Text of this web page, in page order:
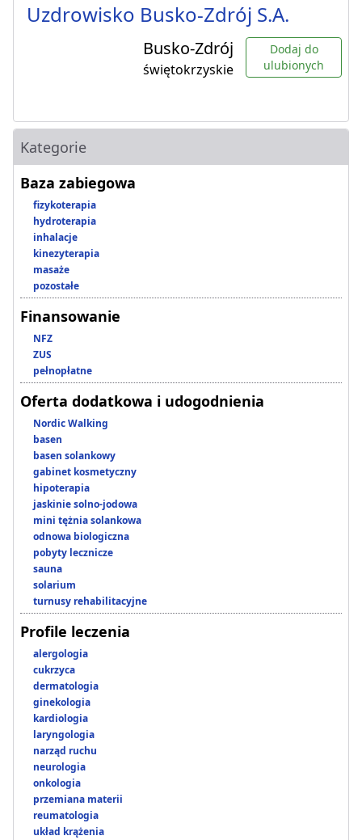
Uzdrowisko Busko-Zdrój S.A.
Busko-Zdrój
świętokrzyskie
Dodaj do
ulubionych
Kategorie
Baza zabiegowa
fizykoterapia
hydroterapia
inhalacje
kinezyterapia
masaże
pozostałe
Finansowanie
NFZ
ZUS
pełnopłatne
Oferta dodatkowa i udogodnienia
Nordic Walking
basen
basen solankowy
gabinet kosmetyczny
hipoterapia
jaskinie solno-jodowa
mini tężnia solankowa
odnowa biologiczna
pobyty lecznicze
sauna
solarium
turnusy rehabilitacyjne
Profile leczenia
alergologia
cukrzyca
dermatologia
ginekologia
kardiologia
laryngologia
narząd ruchu
neurologia
onkologia
przemiana materii
reumatologia
układ krążenia